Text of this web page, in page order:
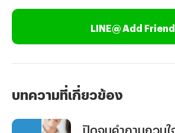
LINE@ Add Friend
บทความที่เกี่ยวข้อง